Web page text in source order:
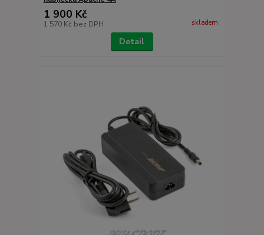
1 900 Kč
1 570 Kč bez DPH skladem
Detail